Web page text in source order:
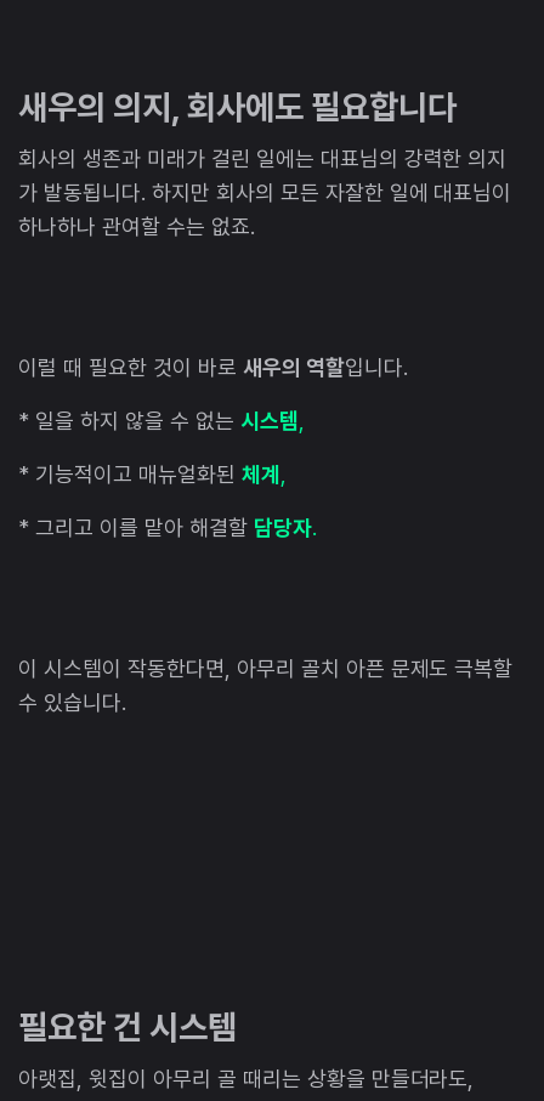
새우의 의지, 회사에도 필요합니다
회사의 생존과 미래가 걸린 일에는 대표님의 강력한 의지
가 발동됩니다. 하지만 회사의 모든 자잘한 일에 대표님이
하나하나 관여할 수는 없죠.
이럴 때 필요한 것이 바로 새우의 역할입니다.
* 일을 하지 않을 수 없는 시스템
* 기능적이고 매뉴얼화된 체계
* 그리고 이를 맡아 해결할 담당자.
이 시스템이 작동한다면, 아무리 골치 아픈 문제도 극복할
수 있습니다.
필요한 건 시스템
아랫집, 윗집이 아무리 골 때리는 상황을 만들더라도,